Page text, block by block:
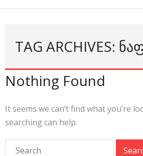
TAG ARCHIVES:
Nothing Found
It seems we can’t find what you’re
searching can help.